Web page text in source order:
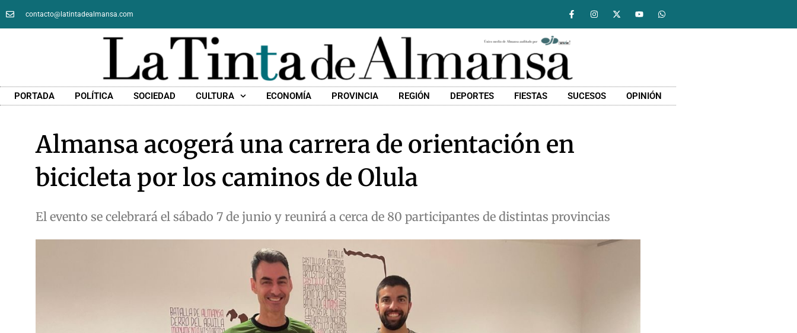
contacto@latintadealmansa.com
PORTADA POLÍTICA SOCIEDAD CULTURA ECONOMÍA PROVINCIA REGIÓN DEPORTES FIESTAS SUCESOS OPINIÓN
Almansa acogerá una carrera de orientación en
bicicleta por los caminos de Olula
El evento se celebrará el sábado 7 de junio y reunirá a cerca de 80 participantes de distintas provincias